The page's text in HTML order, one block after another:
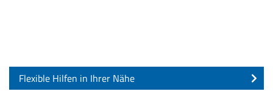
Flexible Hilfen in Ihrer Nähe